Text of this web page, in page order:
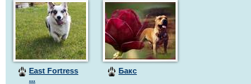
East Fortress
...
Бакс